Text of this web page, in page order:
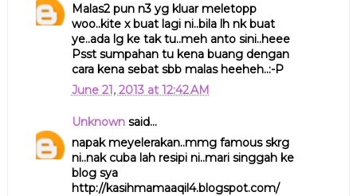
Malas2 pun n3 yg kluar meletopp
woo..kite x buat lagi ni..bila lh nk buat
ye..ada lg ke tak tu..meh anto sini..heee
Psst sumpahan tu kena buang dengan
cara kena sebat sbb malas heeheh..:-P
June 21, 2013 at 12:42 AM
Unknownsaid...
napak meyelerakan..mmg famous skrg
ni..nak cuba lah resipi ni..mari singgah ke
blog sya
http://kasihmamaaqil4.blogspot.com/